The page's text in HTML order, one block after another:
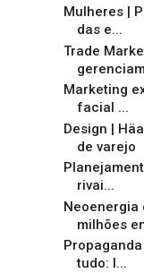
Mulheres |
das e...
Trade
Marketing
facial ...
Design |
de varejo
rivai...
Neoenergia
milhões
tudo: l...